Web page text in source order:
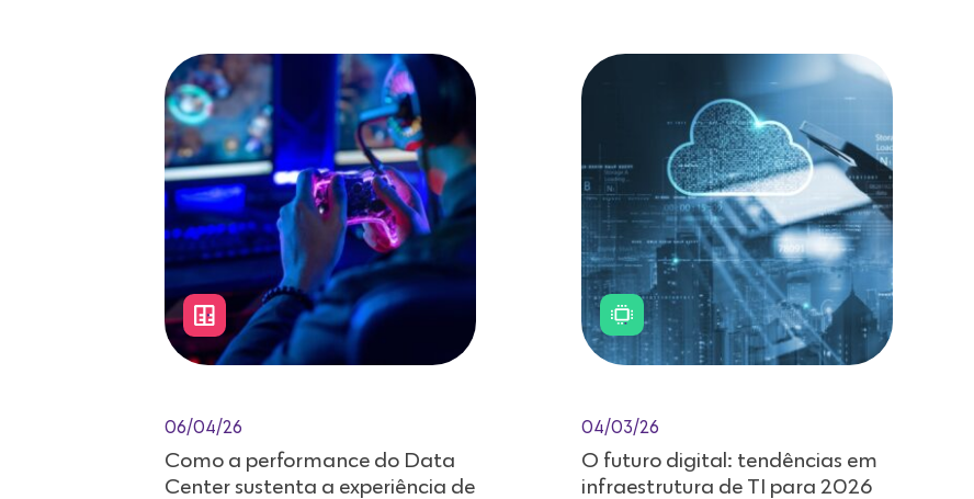
06/04/26
Como a performance do Data
Center sustenta a experiência de
04/03/26
O futuro digital: tendências em
infraestrutura de TI para 2026